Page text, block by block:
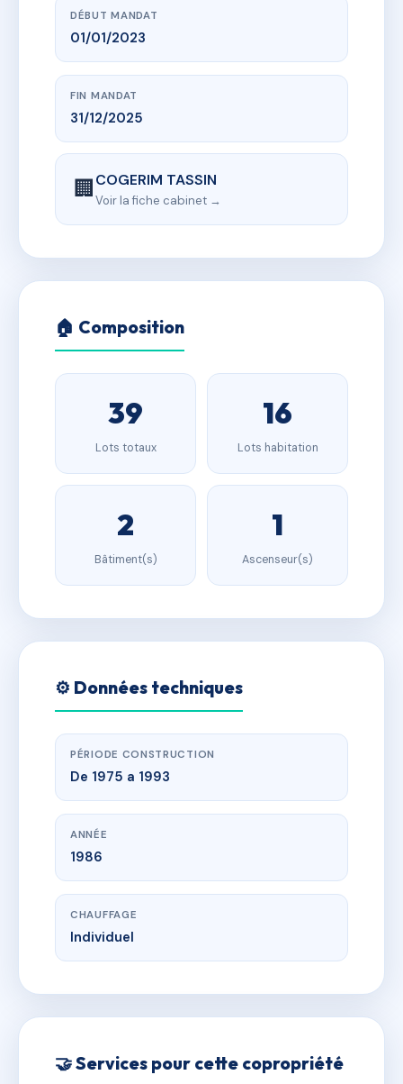
DÉBUT MANDAT
01/01/2023
FIN MANDAT
31/12/2025
🏢COGERIM TASSIN
Voir la fiche cabinet →
🏠 Composition
39
Lots totaux
16
Lots habitation
2
Bâtiment(s)
1
Ascenseur(s)
⚙️ Données techniques
PÉRIODE CONSTRUCTION
De 1975 a 1993
ANNÉE
1986
CHAUFFAGE
Individuel
🤝 Services pour cette copropriété